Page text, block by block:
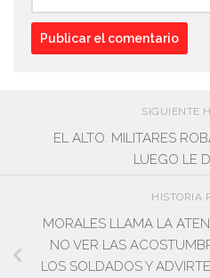
SIGUIENTE
EL ALTO: MILITARES
LUEGO LE
HISTORIA
MORALES LLAMA LA
NO VER LAS
LOS SOLDADOS Y